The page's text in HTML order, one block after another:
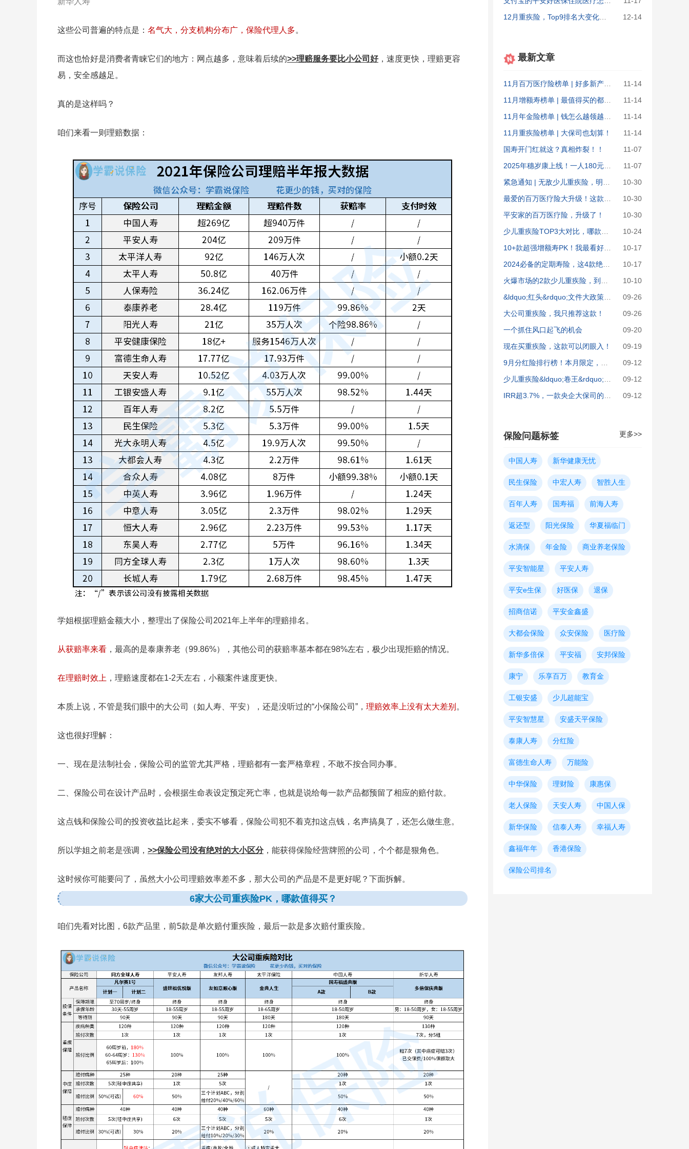
这些公司普遍的特点是： 名气大，分支机构分布广，保险代理人多。
而这也恰好是消费者青睐它们的地方：网点越多，意味着后续的>>理赔服务要比小公司好，速度更快，理赔更容
易，安全感越足。
真的是这样吗？
咱们来看一则理赔数据：
学姐根据理赔金额大小，整理出了保险公司2021年上半年的理赔排名。
从获赔率来看 ，最高的是泰康养老（99.86%），其他公司的获赔率基本都在98%左右，极少出现拒赔的情况。
在理赔时效上 ，理赔速度都在1-2天左右，小额案件速度更快。
本质上说，不管是我们眼中的大公司（如人寿、平安），还是没听过的“小保险公司”， 理赔效率上没有太大差别 。
这也很好理解：
一、现在是法制社会，保险公司的监管尤其严格，理赔都有一套严格章程，不敢不按合同办事。
二、保险公司在设计产品时，会根据生命表设定预定死亡率，也就是说给每一款产品都预留了相应的赔付款。
这点钱和保险公司的投资收益比起来，委实不够看，保险公司犯不着克扣这点钱，名声搞臭了，还怎么做生意。
所以学姐之前老是强调， >>保险公司没有绝对的大小区分，能获得保险经营牌照的公司，个个都是狠角色。
这时候你可能要问了，虽然大小公司理赔效率差不多，那大公司的产品是不是更好呢？下面拆解。
6家大公司重疾险PK，哪款值得买？
咱们先看对比图，6款产品里，前5款是单次赔付重疾险，最后一款是多次赔付重疾险。
12月重疾险，Top9排名大变化！第一名距下架仅剩4天...
12-14
最新文章
11-14
11-14
11-14
11月重疾险榜单 | 大保司也划算！
11-14
国寿开门红就这？真相炸裂！！
11-07
11-07
10-30
10-30
平安家的百万医疗险，升级了！
10-30
10-24
10-17
10-17
10-10
09-26
大公司重疾险，我只推荐这款！
09-26
一个抓住风口起飞的机会
09-20
现在买重疾险，这款可以闭眼入！
09-19
09-12
09-12
09-12
保险问题标签 更多>>
中国人寿 新华健康无忧
民生保险 中宏人寿 智胜人生
百年人寿 国寿福 前海人寿
返还型 阳光保险 华夏福临门
水滴保 年金险 商业养老保险
平安智能星 平安人寿
平安e生保 好医保 退保
招商信诺 平安金鑫盛
大都会保险 众安保险 医疗险
新华多倍保 平安福 安邦保险
康宁 乐享百万 教育金
工银安盛 少儿超能宝
平安智慧星 安盛天平保险
泰康人寿 分红险
富德生命人寿 万能险
中华保险 理财险 康惠保
老人保险 天安人寿 中国人保
新华保险 信泰人寿 幸福人寿
鑫福年年 香港保险
保险公司排名